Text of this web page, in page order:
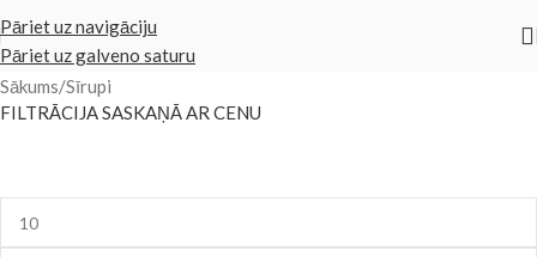
Pāriet uz navigāciju
Pāriet uz galveno saturu
Sākums Sīrupi
FILTRĀCIJA SASKAŅĀ AR CENU